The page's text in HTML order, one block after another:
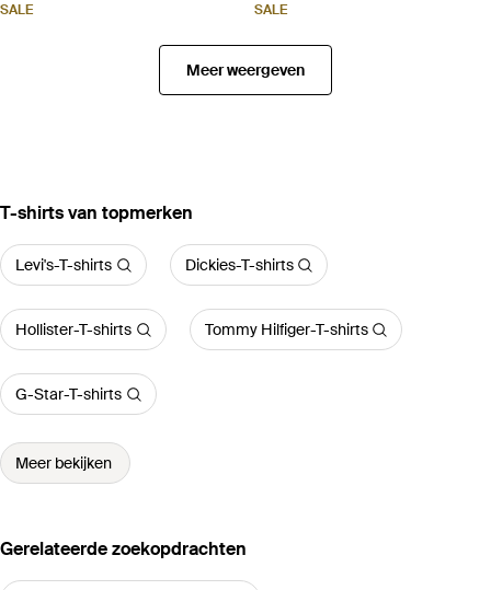
SALE SALE
Meer weergeven
‪T-shirts‬ van topmerken
Levi's-T-shirts Dickies-T-shirts
Hollister-T-shirts Tommy Hilfiger-T-shirts
G-Star-T-shirts
Meer bekijken
Gerelateerde zoekopdrachten